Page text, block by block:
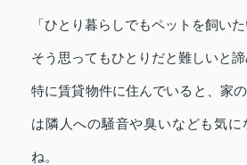
「ひとり暮らしでもペットを飼いた
そう思ってもひとりだと難しいと
特に賃貸物件に住んでいると、家
は隣人への騒音や臭いなども気に
ね。